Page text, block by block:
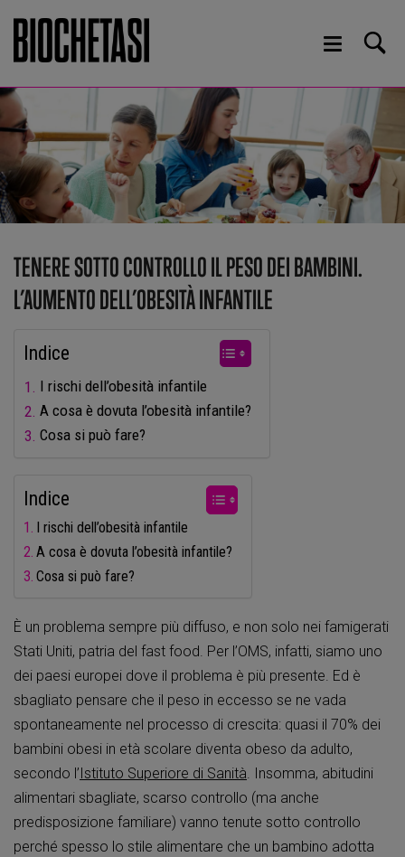
TENERE SOTTO CONTROLLO IL PESO DEI BAMBINI.
L’AUMENTO DELL’OBESITÀ INFANTILE
Indice
I rischi dell’obesità infantile
A cosa è dovuta l’obesità infantile?
Cosa si può fare?
Indice
I rischi dell’obesità infantile
A cosa è dovuta l’obesità infantile?
Cosa si può fare?
È un problema sempre più diffuso, e non solo nei famigerati
Stati Uniti, patria del fast food. Per l’OMS, infatti, siamo uno
dei paesi europei dove il problema è più presente. Ed è
sbagliato pensare che il peso in eccesso se ne vada
spontaneamente nel processo di crescita: quasi il 70% dei
bambini obesi in età scolare diventa obeso da adulto,
secondo l’ Istituto Superiore di Sanità. Insomma, abitudini
alimentari sbagliate, scarso controllo (ma anche
predisposizione familiare) vanno tenute sotto controllo
perché spesso lo stile alimentare che un bambino adotta